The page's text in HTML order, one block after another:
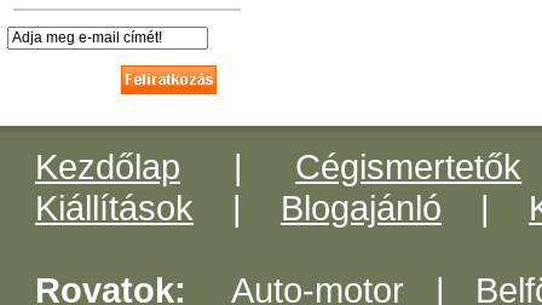
Kezdőlap | Cégismertetők
Kiállítások | Blogajánló |
Rovatok: Auto-motor|